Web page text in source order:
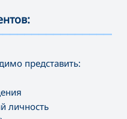
представить:
личность